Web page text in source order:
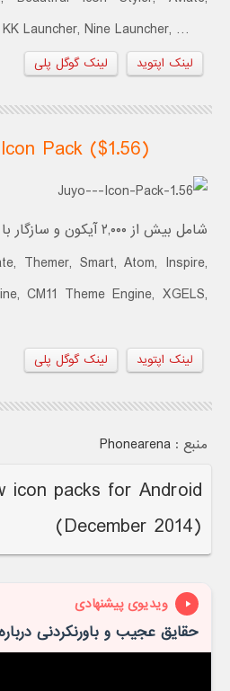
Launcher, Nine Launcher, …
لینک گوگل پلی لینک اپتوید
Pack ($1.56)
شامل بیش از ۲,۰۰۰ آیکون و سازگار با :
Themer, Smart, Atom, Inspire,
CM11 Theme Engine, XGELS,
لینک گوگل پلی لینک اپتوید
منبع :Phonearena
icon packs for Android
(December 2014)
ویدیوی پیشنهادی
حقایق عجیب و باورنکردنی